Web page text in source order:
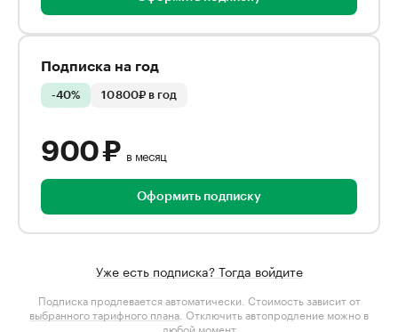
Подписка на год
-40% 10 800₽ в год
900 ₽ в месяц
Оформить подписку
Уже есть подписка? Тогда войдите
Подписка продлевается автоматически. Стоимость зависит от
выбранного тарифного плана . Отключить автопродление можно в
любой момент